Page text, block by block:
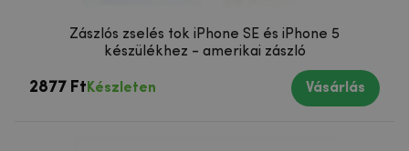
Zászlós zselés tok iPhone SE és iPhone 5
készülékhez - amerikai zászló
2877 Ft Készleten Vásárlás